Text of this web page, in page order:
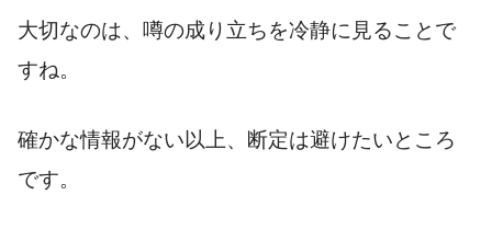
大切なのは、噂の成り立ちを冷静に見ることで
すね。
確かな情報がない以上、断定は避けたいところ
です。